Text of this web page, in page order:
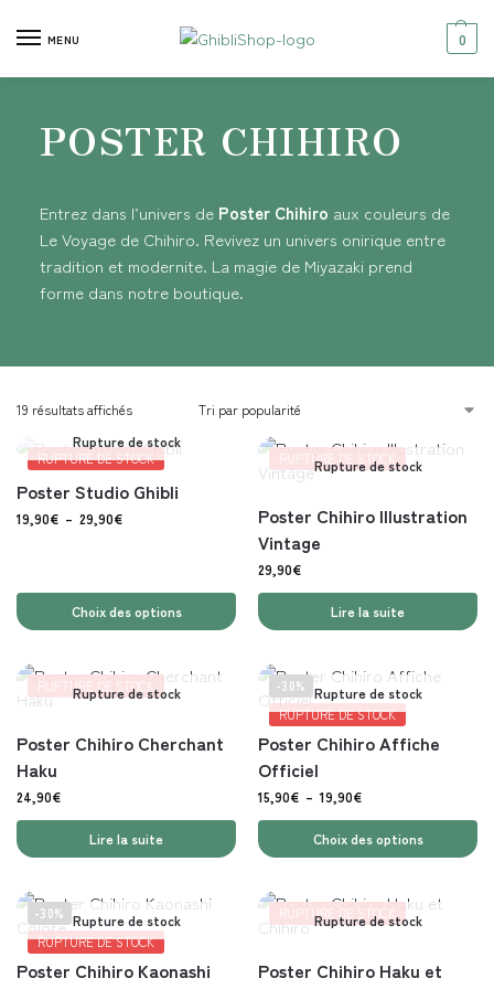
MENU 0
POSTER CHIHIRO
Entrez dans l’univers de Poster Chihiro aux couleurs de
Le Voyage de Chihiro. Revivez un univers onirique entre
tradition et modernite. La magie de Miyazaki prend
forme dans notre boutique.
19 résultats affichés
RUPTURE DE STOCK
Rupture de stock
Poster Studio Ghibli
19,90€ – 29,90€
Choix des options
RUPTURE DE STOCK
Rupture de stock
Poster Chihiro Illustration
Vintage
29,90€
Lire la suite
RUPTURE DE STOCK
Rupture de stock
Poster Chihiro Cherchant
Haku
24,90€
Lire la suite
-30%
RUPTURE DE STOCK
Rupture de stock
Poster Chihiro Affiche
Officiel
15,90€ – 19,90€
Choix des options
-30%
RUPTURE DE STOCK
Rupture de stock
Poster Chihiro Kaonashi
RUPTURE DE STOCK
Rupture de stock
Poster Chihiro Haku et